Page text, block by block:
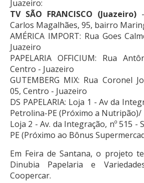
Juazeiro:
TV SÃO FRANCISCO (Juazeiro)
Carlos Magalhães, 95, bairro
AMÉRICA IMPORT: Rua Goes
Juazeiro
PAPELARIA OFFICIUM: Rua
Centro - Juazeiro
GUTEMBERG MIX: Rua Coronel
05, Centro - Juazeiro
DS PAPELARIA: Loja 1 - Av da
Petrolina-PE (Próximo a Nutripão)/
Loja 2 - Av. da Integração, nº 515 -
PE (Próximo ao Bônus
Em Feira de Santana, o projeto
Dinubia Papelaria e
Coopercar.